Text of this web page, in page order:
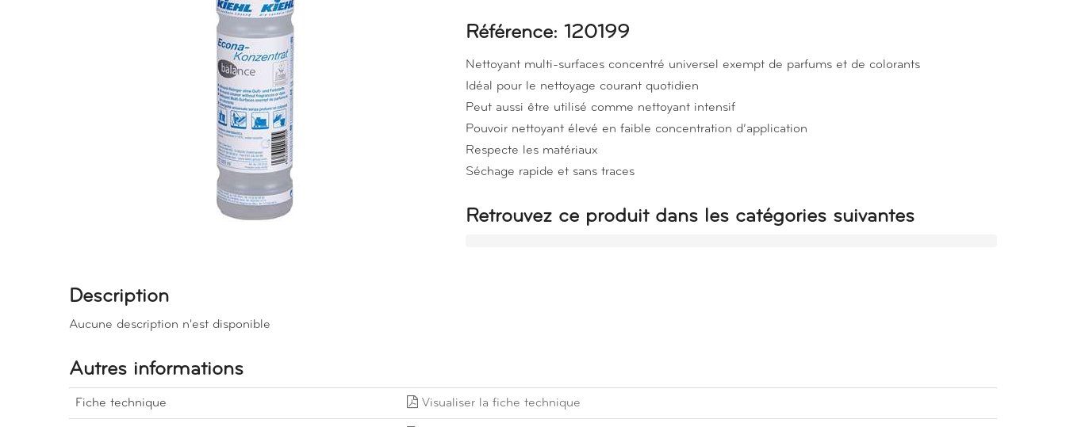
Référence: 120199
Nettoyant multi-surfaces concentré universel exempt de parfums et de colorants
Idéal pour le nettoyage courant quotidien
Peut aussi être utilisé comme nettoyant intensif
Pouvoir nettoyant élevé en faible concentration d’application
Respecte les matériaux
Séchage rapide et sans traces
Retrouvez ce produit dans les catégories suivantes
Description
Aucune description n'est disponible
Autres informations
Fiche technique Visualiser la fiche technique